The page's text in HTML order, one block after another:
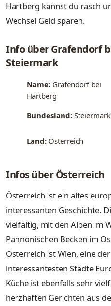
Hartberg kannst du rasch
Wechsel Geld sparen.
Info über Grafendorf
Steiermark
Name: Grafendorf bei
Hartberg
Bundesland: Steiermark
Land: Österreich
Infos über Österreich
Österreich ist ein altes
interessanten Geschichte.
vielfältig, mit den Alpen im
Pannonischen Becken im
Österreich ist Wien, eine
interessantesten Städte
Küche ist ebenfalls sehr
herzhaften Gerichten aus